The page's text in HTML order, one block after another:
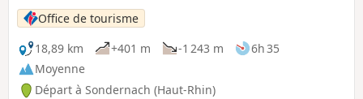
Office de tourisme
18,89 km
+401 m -1 243 m
6h 35
Moyenne
Départ à Sondernach (Haut-Rhin)